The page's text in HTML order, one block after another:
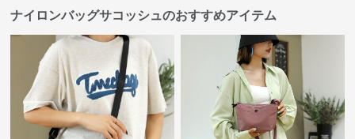
ナイロンバッグサコッシュのおすすめアイテム